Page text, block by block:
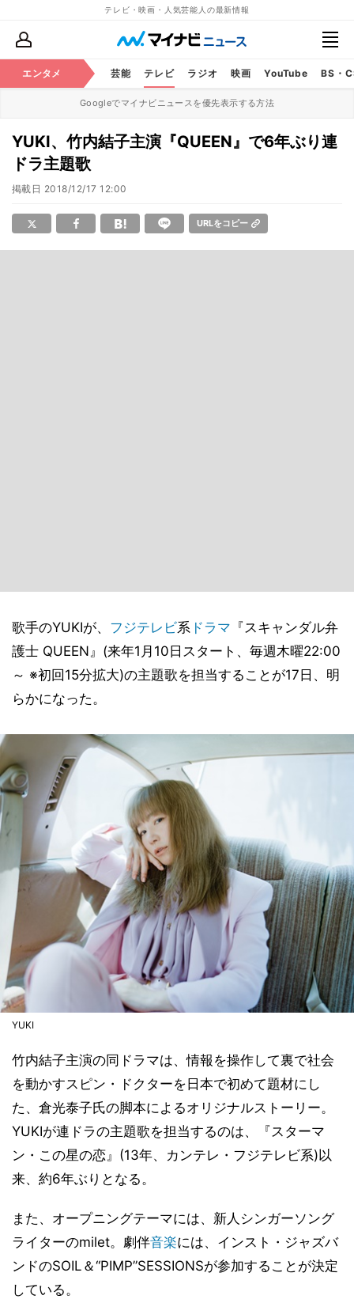
テレビ・映画・人気芸能人の最新情報
エンタメ 芸能 テレビ ラジオ 映画 YouTube BS・
Googleでマイナビニュースを優先表示する方法
YUKI、竹内結子主演『QUEEN』で6年ぶり連
ドラ主題歌
掲載日 2018/12/17 12:00
URLをコピー
歌手のYUKIが、 フジテレビ系 ドラマ 『スキャンダル弁
護士 QUEEN』(来年1月10日スタート、毎週木曜22:00
～ ※初回15分拡大)の主題歌を担当することが17日、明
らかになった。
YUKI
竹内結子主演の同ドラマは、情報を操作して裏で社会
を動かすスピン・ドクターを日本で初めて題材にし
た、倉光泰子氏の脚本によるオリジナルストーリー。
YUKIが連ドラの主題歌を担当するのは、『スターマ
ン・この星の恋』(13年、カンテレ・フジテレビ系)以
来、約6年ぶりとなる。
また、オープニングテーマには、新人シンガーソング
ライターのmilet。劇伴音楽には、インスト・ジャズバ
ンドのSOIL＆“PIMP”SESSIONSが参加することが決定
している。